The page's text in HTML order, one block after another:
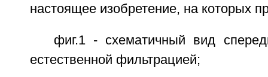
настоящее изобретение, на которых
фиг.1 - схематичный вид
естественной фильтрацией;